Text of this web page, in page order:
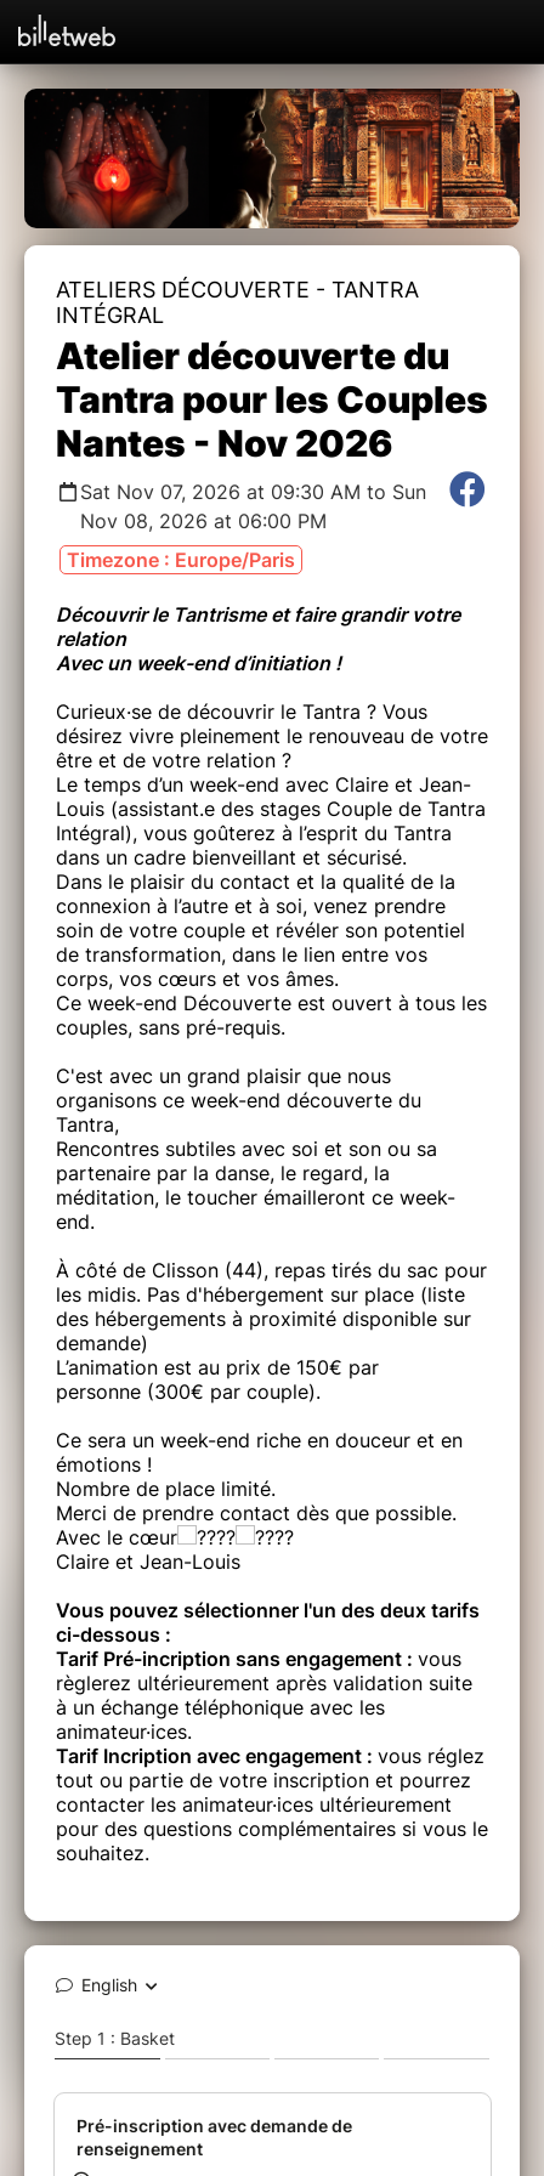
ATELIERS DÉCOUVERTE - TANTRA
INTÉGRAL
Atelier découverte du
Tantra pour les Couples
Nantes - Nov 2026
Sat Nov 07, 2026 at 09:30 AM to Sun
Nov 08, 2026 at 06:00 PM
Timezone : Europe/Paris
Découvrir le Tantrisme et faire grandir votre
relation
Avec un week-end d’initiation !
Curieux·se de découvrir le Tantra ? Vous
désirez vivre pleinement le renouveau de votre
être et de votre relation ?
Le temps d’un week-end avec Claire et Jean-
Louis (assistant.e des stages Couple de Tantra
Intégral), vous goûterez à l’esprit du Tantra
dans un cadre bienveillant et sécurisé.
Dans le plaisir du contact et la qualité de la
connexion à l’autre et à soi, venez prendre
soin de votre couple et révéler son potentiel
de transformation, dans le lien entre vos
corps, vos cœurs et vos âmes.
Ce week-end Découverte est ouvert à tous les
couples, sans pré-requis.
C'est avec un grand plaisir que nous
organisons ce week-end découverte du
Tantra,
Rencontres subtiles avec soi et son ou sa
partenaire par la danse, le regard, la
méditation, le toucher émailleront ce week-
end.
À côté de Clisson (44), repas tirés du sac pour
les midis. Pas d'hébergement sur place (liste
des hébergements à proximité disponible sur
demande)
L’animation est au prix de 150€ par
personne (300€ par couple).
Ce sera un week-end riche en douceur et en
émotions !
Nombre de place limité.
Merci de prendre contact dès que possible.
Avec le cœur
Claire et Jean-Louis
Vous pouvez sélectionner l'un des deux tarifs
ci-dessous :
Tarif Pré-incription sans engagement : vous
règlerez ultérieurement après validation suite
à un échange téléphonique avec les
animateur·ices.
Tarif Incription avec engagement : vous réglez
tout ou partie de votre inscription et pourrez
contacter les animateur·ices ultérieurement
pour des questions complémentaires si vous le
souhaitez.